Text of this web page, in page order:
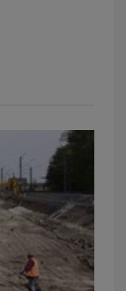
- jest